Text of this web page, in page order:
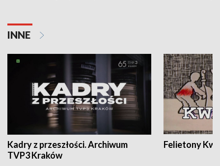
INNE
Kadry z przeszłości. Archiwum
TVP3 Kraków
Felietony